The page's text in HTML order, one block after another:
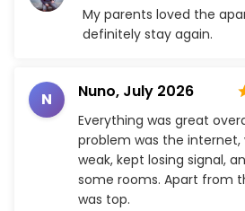
My parents loved the
definitely stay again.
N Nuno, July 2026
Everything was great
problem was the internet,
weak, kept losing signal,
some rooms. Apart from
was top.